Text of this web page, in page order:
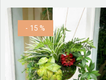
- 15 %